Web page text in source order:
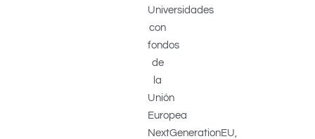
Universidades
con
fondos
de
la
Unión
Europea
NextGenerationEU,